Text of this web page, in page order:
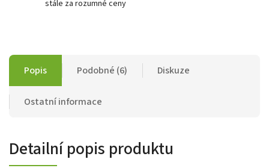
stále za rozumné ceny
Popis Podobné (6) Diskuze
Ostatní informace
Detailní popis produktu